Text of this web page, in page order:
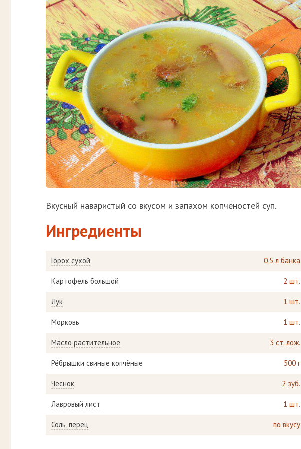
Вкусный наваристый со вкусом и запахом копчёностей суп.
Ингредиенты
Горох сухой 0,5 л банка
Картофель большой 2 шт.
Лук 1 шт.
Морковь 1 шт.
Масло растительное 3 ст. лож.
Рёбрышки свиные копчёные 500 г
Чеснок 2 зуб.
Лавровый лист 1 шт.
Соль, перец по вкусу